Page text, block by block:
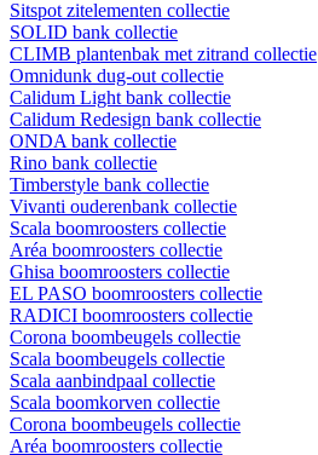
Sitspot zitelementen collectie
SOLID bank collectie
CLIMB plantenbak met zitrand collectie
Omnidunk dug-out collectie
Calidum Light bank collectie
Calidum Redesign bank collectie
ONDA bank collectie
Rino bank collectie
Timberstyle bank collectie
Vivanti ouderenbank collectie
Scala boomroosters collectie
Aréa boomroosters collectie
Ghisa boomroosters collectie
EL PASO boomroosters collectie
RADICI boomroosters collectie
Corona boombeugels collectie
Scala boombeugels collectie
Scala aanbindpaal collectie
Scala boomkorven collectie
Corona boombeugels collectie
Aréa boomroosters collectie